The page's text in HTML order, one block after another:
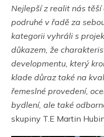
Nejlepší z realit nás
podruhé v řadě za
kategorii vyhráli s
důkazem, že
developmentu, který
klade důraz také na
řemeslné provedení,
bydlení, ale také
skupiny T.E Martin